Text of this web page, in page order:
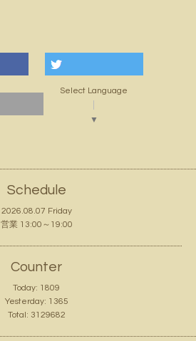
Select Language
▼
Schedule
2026.08.07 Friday
営業 13:00～19:00
Counter
Today: 1809
Yesterday: 1365
Total: 3129682